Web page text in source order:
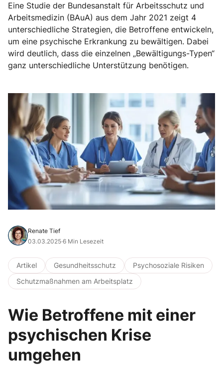
Eine Studie der Bundesanstalt für Arbeitsschutz und
Arbeitsmedizin (BAuA) aus dem Jahr 2021 zeigt 4
unterschiedliche Strategien, die Betroffene entwickeln,
um eine psychische Erkrankung zu bewältigen. Dabei
wird deutlich, dass die einzelnen „Bewältigungs-Typen“
ganz unterschiedliche Unterstützung benötigen.
Renate Tief
03.03.2025·6 Min Lesezeit
Artikel Gesundheitsschutz
Psychosoziale Risiken
Schutzmaßnahmen am Arbeitsplatz
Wie Betroffene mit einer
psychischen Krise
umgehen